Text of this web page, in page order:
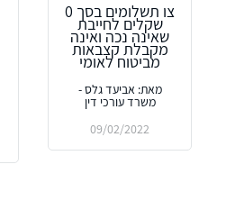
צו תשלומים בסך 0
שקלים לחייבת
שאינה נכה ואינה
מקבלת קצבאות
מביטוח לאומי
מאת: אביעד גלס -
משרד עורכי דין
09/02/2022